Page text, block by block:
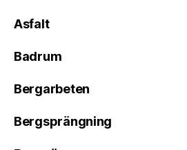
Asfalt
Badrum
Bergarbeten
Bergsprängning